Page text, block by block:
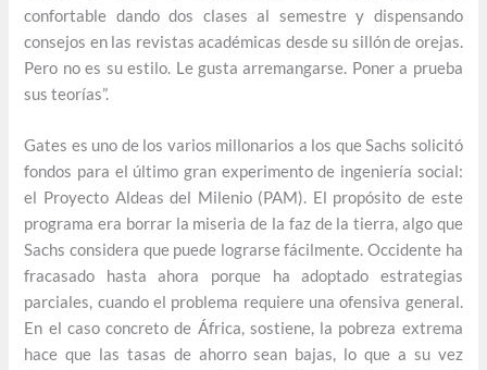
confortable dando dos clases al semestre y dispensando
consejos en las revistas académicas desde su sillón de orejas.
Pero no es su estilo. Le gusta arremangarse. Poner a prueba
sus teorías”.
Gates es uno de los varios millonarios a los que Sachs solicitó
fondos para el último gran experimento de ingeniería social:
el Proyecto Aldeas del Milenio (PAM). El propósito de este
programa era borrar la miseria de la faz de la tierra, algo que
Sachs considera que puede lograrse fácilmente. Occidente ha
fracasado hasta ahora porque ha adoptado estrategias
parciales, cuando el problema requiere una ofensiva general.
En el caso concreto de África, sostiene, la pobreza extrema
hace que las tasas de ahorro sean bajas, lo que a su vez